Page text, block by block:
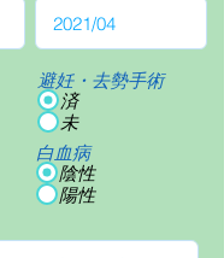
避妊・去勢手術
済
未
白血病
陰性
陽性